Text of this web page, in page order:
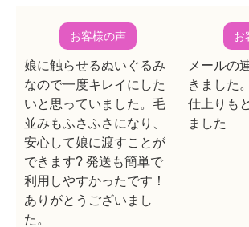
お客様の声
娘に触らせるぬいぐるみ
なので一度キレイにした
いと思っていました。毛
並みもふさふさになり、
安心して娘に渡すことが
できます? 発送も簡単で
利用しやすかったです！
ありがとうございまし
た。
お
メールの
きました
仕上りも
ました